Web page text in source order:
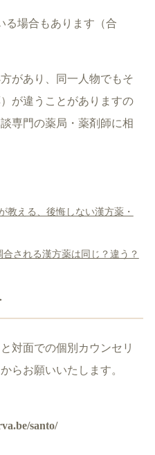
る場合もあります（合
があり、同一人物でもそ
が違うことがありますの
専門の薬局・薬剤師に相
教える、後悔しない漢方薬・
される漢方薬は同じ？違う？
対面での個別カウンセリ
らお願いいたします。
santo/